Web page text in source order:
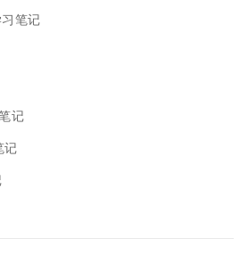
笔记
记
记